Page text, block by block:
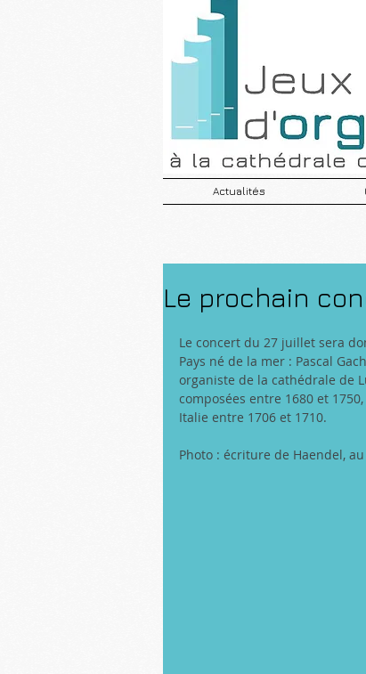
Actualités
Le prochain
Le concert du 27 juillet sera
Pays né de la mer : Pascal
organiste de la cathédrale de
composées entre 1680 et
Italie entre 1706 et 1710.
Photo : écriture de Haendel,